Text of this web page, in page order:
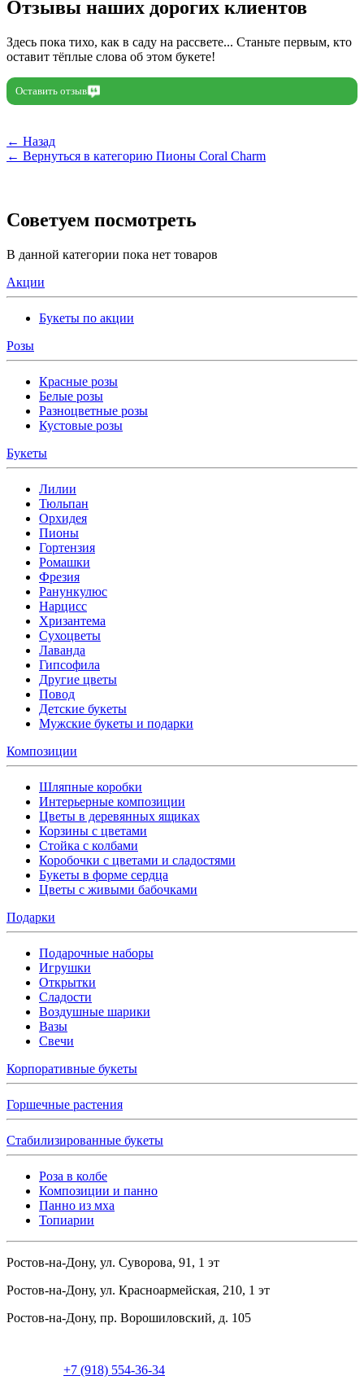
Отзывы наших дорогих клиентов
Здесь пока тихо, как в саду на рассвете... Станьте первым, кто
оставит тёплые слова об этом букете!
Оставить отзыв
← Назад
← Вернуться в категорию Пионы Coral Charm
Советуем посмотреть
В данной категории пока нет товаров
Акции
Букеты по акции
Розы
Красные розы
Белые розы
Разноцветные розы
Кустовые розы
Букеты
Лилии
Тюльпан
Орхидея
Пионы
Гортензия
Ромашки
Фрезия
Ранункулюс
Нарцисс
Хризантема
Сухоцветы
Лаванда
Гипсофила
Другие цветы
Повод
Детские букеты
Мужские букеты и подарки
Композиции
Шляпные коробки
Интерьерные композиции
Цветы в деревянных ящиках
Корзины с цветами
Стойка с колбами
Коробочки с цветами и сладостями
Букеты в форме сердца
Цветы с живыми бабочками
Подарки
Подарочные наборы
Игрушки
Открытки
Сладости
Воздушные шарики
Вазы
Свечи
Корпоративные букеты
Горшечные растения
Стабилизированные букеты
Роза в колбе
Композиции и панно
Панно из мха
Топиарии
Ростов-на-Дону, ул. Суворова, 91, 1 эт
Ростов-на-Дону, ул. Красноармейская, 210, 1 эт
Ростов-на-Дону, пр. Ворошиловский, д. 105
+7 (918) 554-36-34